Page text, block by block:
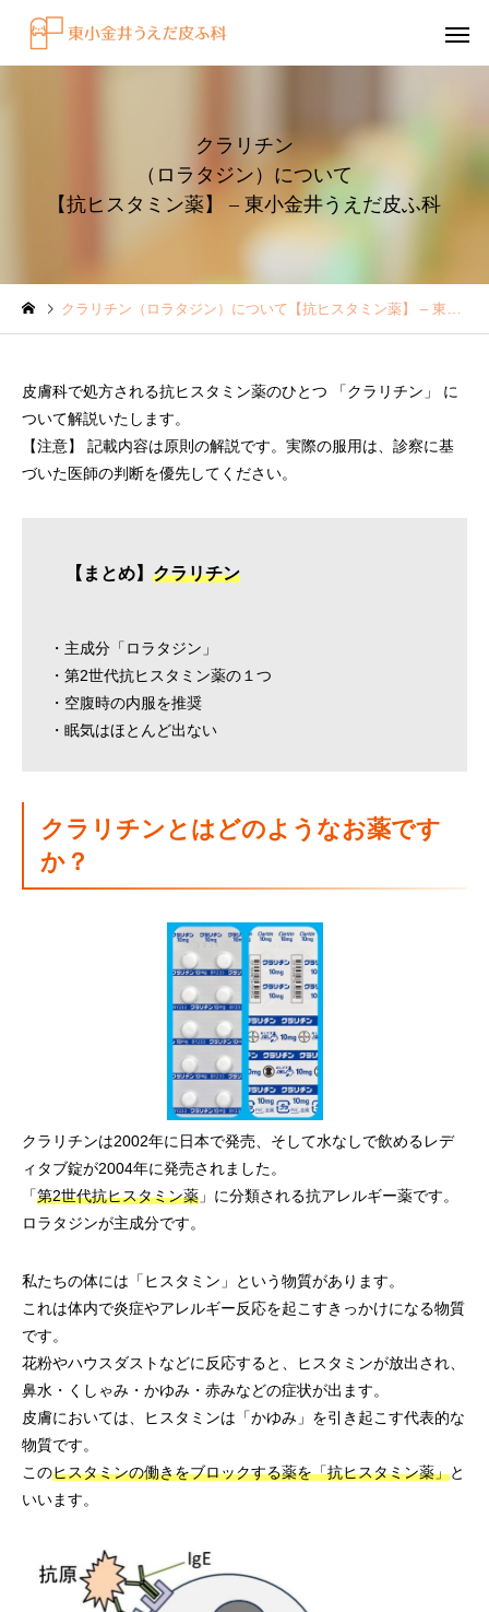
水虫（足白癬）を放置する
円形脱毛症になぜ「光
～エキシマライト（紫
クラリチン
（ロラタジン）について
【抗ヒスタミン薬】 – 東小金井うえだ皮ふ科
クラリチン（ロラタジン）について【抗ヒスタミン薬】 – 東小金井うえだ皮ふ科
皮膚科で処方される抗ヒスタミン薬のひとつ 「クラリチン」 に
ついて解説いたします。
【注意】 記載内容は原則の解説です。実際の服用は、診察に基
づいた医師の判断を優先してください。
【まとめ】 クラリチン
・主成分「ロラタジン」
・第2世代抗ヒスタミン薬の１つ
・空腹時の内服を推奨
・眠気はほとんど出ない
クラリチンとはどのようなお薬です
か？
クラリチンは2002年に日本で発売、そして水なしで飲めるレデ
ィタブ錠が2004年に発売されました。
「第2世代抗ヒスタミン薬 」に分類される抗アレルギー薬です。
ロラタジンが主成分です。
私たちの体には「ヒスタミン」という物質があります。
これは体内で炎症やアレルギー反応を起こすきっかけになる物質
です。
花粉やハウスダストなどに反応すると、ヒスタミンが放出され、
鼻水・くしゃみ・かゆみ・赤みなどの症状が出ます。
皮膚においては、ヒスタミンは「かゆみ」を引き起こす代表的な
物質です。
このヒスタミンの働きをブロックする薬を「抗ヒスタミン薬」と
いいます。